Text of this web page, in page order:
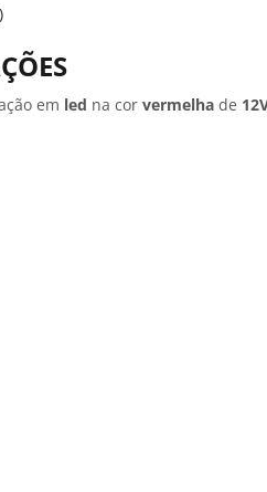
em led na cor vermelha de